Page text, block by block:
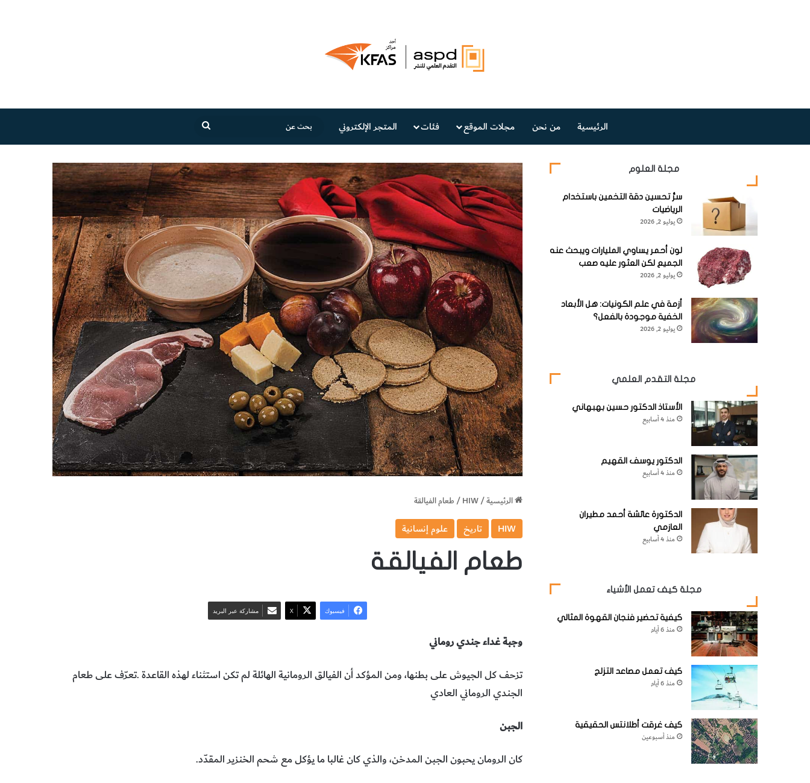
الرئيسية من نحن مجلات الموقع فئات المتجر الإلكتروني
عن
الرئيسية/
HIW
/طعام الفيالقة
HIW تاريخ علوم إنسانية
طعام الفيالقة
فيسبوك ‫X مشاركة عبر البريد
وجبة‭ ‬غداء‭ ‬جندي‭ ‬روماني
‬الجندي‭ ‬الروماني‭ ‬العادي
الجبن
كان‭ ‬الرومان‭ ‬يحبون‭ ‬الجبن‭ ‬المدخن،‭ ‬والذي‭ ‬كان‭ ‬غالبا‭ ‬ما‭ ‬يؤكل‭ ‬مع‭ ‬شحم‭ ‬الخنزير‭ ‬المقدّد‭.‬
مجلة العلوم
سرُّ تحسين دقة التخمين باستخدام
الرياضيات
يوليو 2, 2026
لون أحمر يساوي المليارات ويبحث عنه
الجميع لكن العثور عليه صعب
يوليو 2, 2026
أزمة في علم الكونيات: هل الأبعاد
الخفية موجودة بالفعل؟
يوليو 2, 2026
مجلة التقدم العلمي
الأستاذ الدكتور حسين بهبهاني
منذ 4 أسابيع
الدكتور يوسف القهيم
منذ 4 أسابيع
الدكتورة عائشة أحمد مطيران
العازمي
منذ 4 أسابيع
مجلة كيف تعمل الأشياء
كيفية تحضير فنجان القهوة المثالي
منذ 6 أيام
كيف تعمل مصاعد التزلج
منذ 6 أيام
كيف غرقت أطلانتس الحقيقية
منذ أسبوعين